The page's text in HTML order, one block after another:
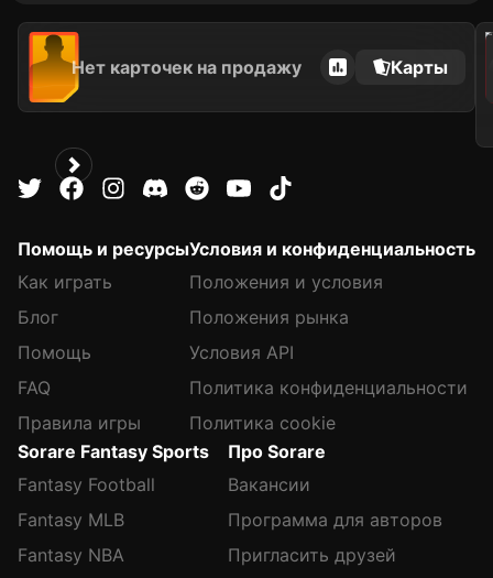
Нет карточек на продажу Карты
2024
Помощь и ресурсы
Как играть
Блог
Помощь
FAQ
Правила игры
Условия и конфиденциальность
Положения и условия
Положения рынка
Условия API
Политика конфиденциальности
Политика cookie
Sorare Fantasy Sports
Fantasy Football
Fantasy MLB
Fantasy NBA
Про Sorare
Вакансии
Программа для авторов
Пригласить друзей